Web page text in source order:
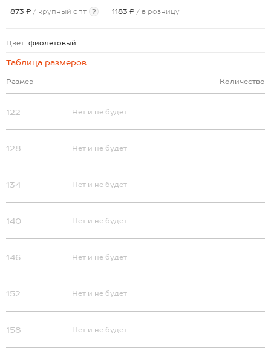
873 ₽ / крупный опт ? 1183 ₽ / в розницу
Цвет: фиолетовый
Таблица размеров
Размер Количество
122 Нет и не будет
128 Нет и не будет
134 Нет и не будет
140 Нет и не будет
146 Нет и не будет
152 Нет и не будет
158 Нет и не будет